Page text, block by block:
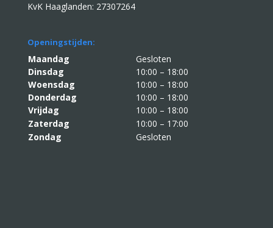
KvK Haaglanden: 27307264
Openingstijden:
Maandag
Gesloten
Dinsdag
10:00 – 18:00
Woensdag
10:00 – 18:00
Donderdag
10:00 – 18:00
Vrijdag
10:00 – 18:00
Zaterdag
10:00 – 17:00
Zondag
Gesloten